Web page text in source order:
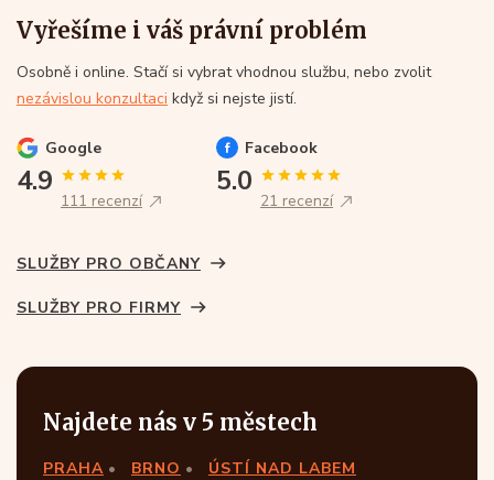
Vyřešíme i váš právní problém
Osobně i online. Stačí si vybrat vhodnou službu, nebo zvolit
nezávislou konzultaci když si nejste jistí.
Google
4.9
111 recenzí
Facebook
5.0
21 recenzí
SLUŽBY PRO OBČANY
SLUŽBY PRO FIRMY
Najdete nás v 5 městech
PRAHA BRNO
ÚSTÍ NAD LABEM